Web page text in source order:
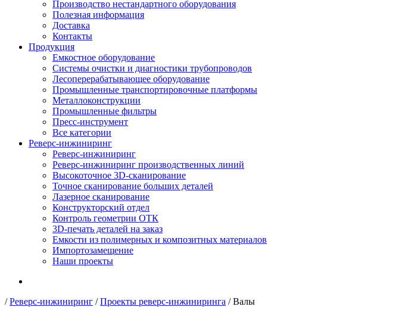
Производство нестандартного оборудования
Полезная информация
Доставка
Контакты
Продукция
Емкостное оборудование
Системы очистки и диагностики трубопроводов
Лесоперерабатывающее оборудование
Промышленные транспортировочные платформы
Металлоконструкции
Промышленные фильтры
Пресс-инструмент
Все категории
Реверс-инжиниринг
Реверс-инжиниринг
Реверс-инжиниринг производственных линий
Высокоточное 3D-сканирование
Точное сканирование больших деталей
Лазерное сканирование
Конструкторский отдел
Контроль геометрии ОТК
3D-печать деталей на заказ
Емкости из полимерных и композитных материалов
Импортозамещение
Наши проекты
/Реверс-инжиниринг /Проекты реверс-инжиниринга /Валы